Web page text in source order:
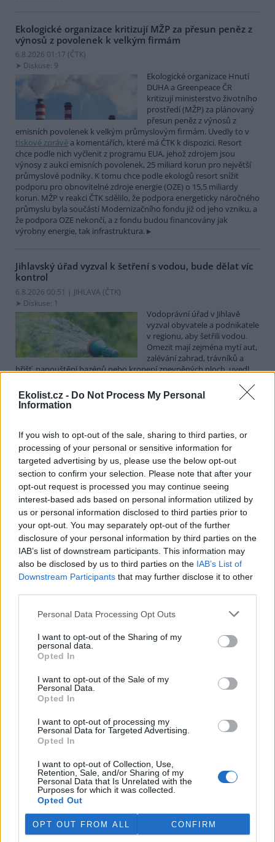
Ekolist.cz - Do Not Process My Personal
Information
If you wish to opt-out of the sale, sharing to third parties, or
processing of your personal or sensitive information for
targeted advertising by us, please use the below opt-out
section to confirm your selection. Please note that after your
opt-out request is processed you may continue seeing
interest-based ads based on personal information utilized by
us or personal information disclosed to third parties prior to
your opt-out. You may separately opt-out of the further
disclosure of your personal information by third parties on the
IAB’s list of downstream participants. This information may
also be disclosed by us to third parties on the IAB’s List of
Downstream Participants that may further disclose it to other
Personal Data Processing Opt Outs
I want to opt-out of the Sharing of my
personal data.
Opted In
I want to opt-out of the Sale of my
Personal Data.
Opted In
I want to opt-out of processing my
Personal Data for Targeted Advertising.
Opted In
I want to opt-out of Collection, Use,
Retention, Sale, and/or Sharing of my
Personal Data that Is Unrelated with the
Purposes for which it was collected.
Opted Out
OPT OUT FROM ALL CONFIRM
Ekologické organizace kritizují MŽP za přesun peněz z
výnosů z povolenek k velkým firmám
6.8.2026 01:17 (ČTK)
Diskuse: 9
Ekologické organizace Hnutí
DUHA a Greenpeace ČR
kritizují ministerstvo životního
prostředí (MŽP) za plánovaný
přesun peněz z výnosů z
emisních povolenek k velkým průmyslovým firmám. Uvedly to v
tiskové zprávě a komentářích, které má ČTK k dispozici. Resort
chce podle nich vyčlenit z programu EUA, jehož zdrojem jsou
výnosy z aukcí emisních povolenek, 25 miliard korun pro největší
průmyslové podniky. K tomu chce podle ekologů resort snížit
podporu pro obnovitelné zdroje energie (OZE) o 15,5 miliardy
korun. MŽP v reakci ČTK sdělilo, že podpora energeticky náročného
průmyslu byla součástí Modernizačního fondu již od jeho vzniku, a
že podpora OZE nekončí, a z fondu budou financovány jak
výrobny energie, tak infrastruktura.
Jihlavský úřad vyzval k šetření s vodou, bude dělat víc
kontrol
6.8.2026 00:51 | JIHLAVA (ČTK)
Diskuse: 1
Vodoprávní úřad v Jihlavě
vyzval obyvatele a podnikatele
v regionu, aby šetřili vodou.
Omezit mají zejména mytí aut,
zalévání zahrad, trávníků a
hřišť, napouštění bazénů nebo kropení zpevněných ploch, uvedl
kontrolovat povolené odběry. Výzva k šetření vodou platí pro
všechny obce spadající pod Jihlavu jako obec s rozšířenou
Celníci odhalili gang překupníků papoušků, zajistili
stovku ptáků
5.8.2026 20:13 (ČTK)
Celníci odhalili gang
překupníků chráněných druhů
papoušků působící v několika
krajích a zajistili asi stovku
ptáků. S odchytem a
zajištěním zvířat celníkům pomohly zoo v Praze, Zlíně a Ostravě. V
ostravské zahradě také papoušci nalezli dočasné útočiště. V
tiskové zprávě nawebucelníků to oznámila mluvčí Celní správy ČR
Martina Kaňková. Případem se zabývá policie.
Island vyhostí aktivisty bojující proti lovu velryb,
pronásledovali velrybáře
5.8.2026 19:54 ( ČTK)
Islandské úřady nařídily
poté, co minulý týden
pobřežní stráž s policií zabavily
jejich loď, která pronásledovala velrybářské plavidlo. Pasažéři lodi
Watsona jsou od té doby zadržováni v Reykjavíku. Sám Watson na
palubě nebyl. Píše o tom agentura AFP s odvoláním na islandskou
policii.
Záchranná stanice v Praze přijímá kvůli vedrům více
volně žijících zvířat
5.8.2026 17:40 | PRAHA (
Kvůli vysokým letním
teplotám pracovníci pražské
záchranné stanice pro volně